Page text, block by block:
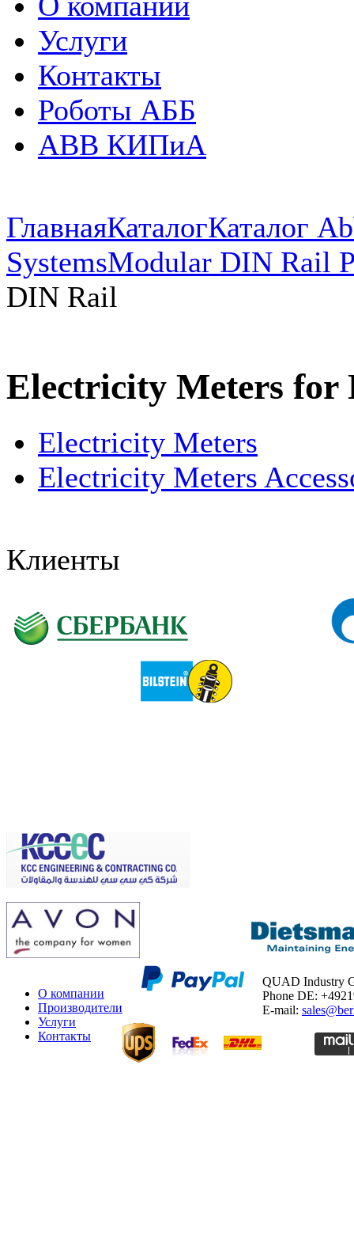
Услуги
Контакты
Роботы АББ
ABB КИПиА
ГлавнаяКаталогКаталог
SystemsModular DIN Rail
DIN Rail
Electricity Meters for
Electricity Meters
Electricity Meters
Клиенты
О компании
Производители
Услуги
Контакты
QUAD Industry
Phone DE:
E-mail: